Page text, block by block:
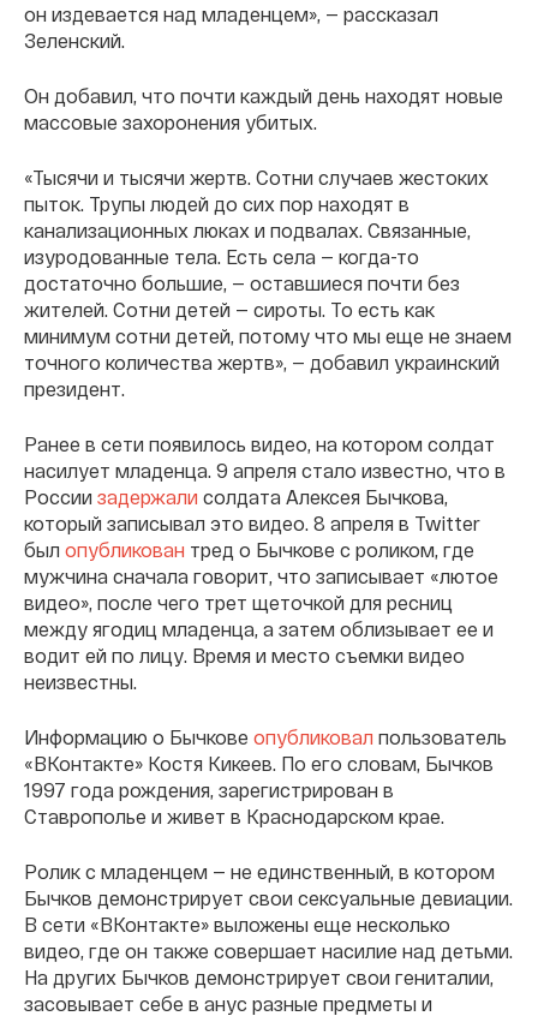
он издевается над младенцем», — рассказал
Зеленский.
Он добавил, что почти каждый день находят новые
массовые захоронения убитых.
«Тысячи и тысячи жертв. Сотни случаев жестоких
пыток. Трупы людей до сих пор находят в
канализационных люках и подвалах. Связанные,
изуродованные тела. Есть села — когда-то
достаточно большие, — оставшиеся почти без
жителей. Сотни детей — сироты. То есть как
минимум сотни детей, потому что мы еще не знаем
точного количества жертв», — добавил украинский
президент.
Ранее в сети появилось видео, на котором солдат
насилует младенца. 9 апреля стало известно, что в
России задержали солдата Алексея Бычкова,
который записывал это видео. 8 апреля в Twitter
был опубликован тред о Бычкове с роликом, где
мужчина сначала говорит, что записывает «лютое
видео», после чего трет щеточкой для ресниц
между ягодиц младенца, а затем облизывает ее и
водит ей по лицу. Время и место съемки видео
неизвестны.
Информацию о Бычкове опубликовал пользователь
«ВКонтакте» Костя Кикеев. По его словам, Бычков
1997 года рождения, зарегистрирован в
Ставрополье и живет в Краснодарском крае.
Ролик с младенцем — не единственный, в котором
Бычков демонстрирует свои сексуальные девиации.
В сети «ВКонтакте» выложены еще несколько
видео, где он также совершает насилие над детьми.
На других Бычков демонстрирует свои гениталии,
засовывает себе в анус разные предметы и